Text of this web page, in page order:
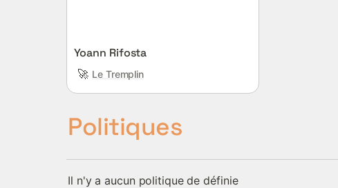
Yoann Rifosta
🚀 Le Tremplin
Politiques
Il n'y a aucun politique de définie